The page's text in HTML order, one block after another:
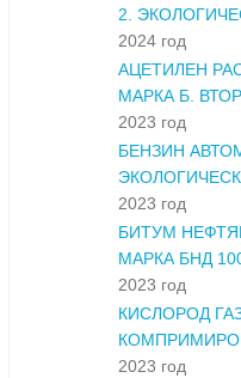
2.
2024 год
АЦЕТИЛЕН
МАРКА Б.
2023 год
БЕНЗИН
2023 год
БИТУМ
МАРКА БНД
2023 год
КИСЛОРОД
2023 год